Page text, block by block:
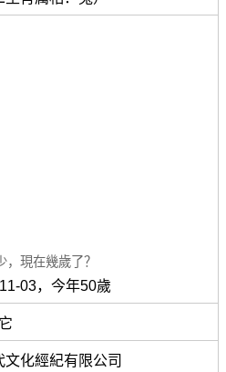
現在幾歲了？
03，今年50歲
化經紀有限公司